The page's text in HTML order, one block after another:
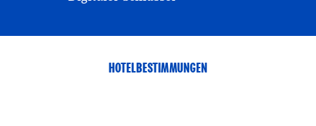
HOTELBESTIMMUNGEN